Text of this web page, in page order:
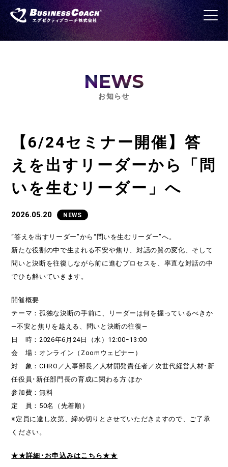
NEWS
お知らせ
【6/24セミナー開催】答
えを出すリーダーから「問
いを生むリーダー」へ
2026.05.20 NEWS
“答えを出すリーダー”から“問いを生むリーダー”へ。
新たな役割の中で生まれる不安や焦り、対話の質の変化、そして
問いと決断を往復しながら前に進むプロセスを、率直な対話の中
でひも解いていきます。
開催概要
テーマ：孤独な決断の手前に、リーダーは何を握っているべきか
―不安と焦りを越える、問いと決断の往復―
日 時：2026年6月24日（水）12:00ｰ13:00
会 場：オンライン（Zoomウェビナー）
対 象：CHRO／人事部長／人材開発責任者／次世代経営人材･新
任役員･新任部門長の育成に関わる方 ほか
参加費：無料
定 員：50名（先着順）
※定員に達し次第、締め切りとさせていただきますので、ご了承
ください。
★★詳細･お申込みはこちら★★